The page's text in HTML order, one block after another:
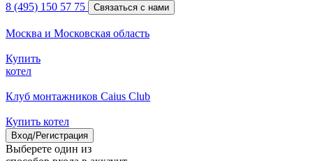
8 (495) 150 57 75 Связаться с нами
Москва и Московская область
Купить
котел
Клуб монтажников Caius Club
Купить котел
Вход/Регистрация
Выберете один из